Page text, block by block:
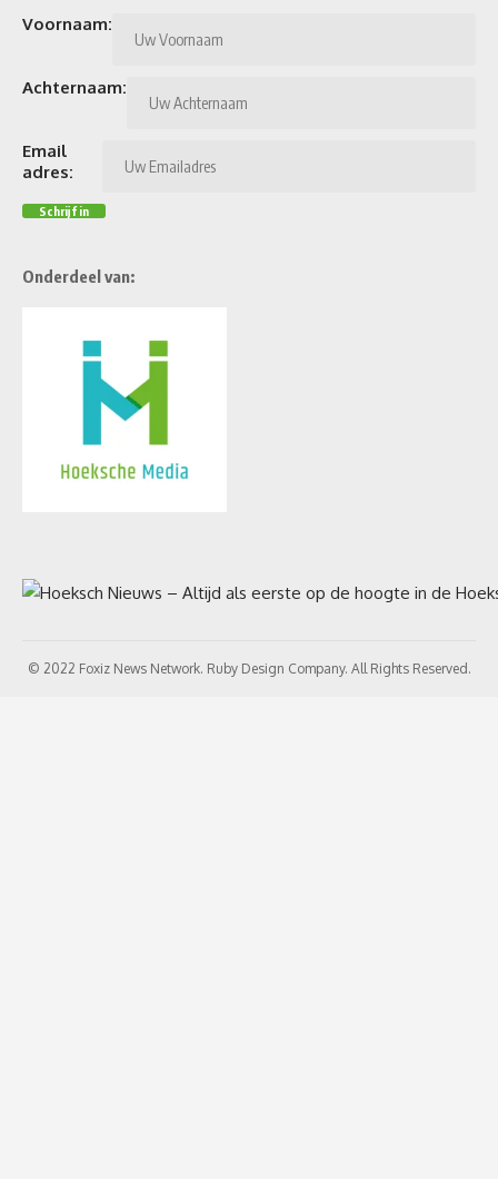
Voornaam:
Achternaam:
Email
adres:
Onderdeel van:
© 2022 Foxiz News Network. Ruby Design Company. All Rights Reserved.